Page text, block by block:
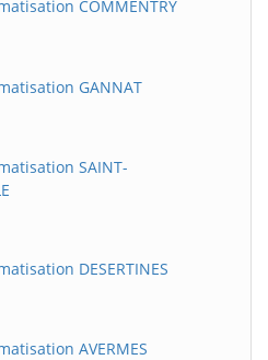
COMMENTRY
GANNAT
SAINT-
DESERTINES
AVERMES